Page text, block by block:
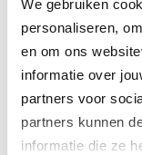
We gebruiken
personaliseren,
en om ons
informatie over
partners voor
partners kunnen
informatie die ze